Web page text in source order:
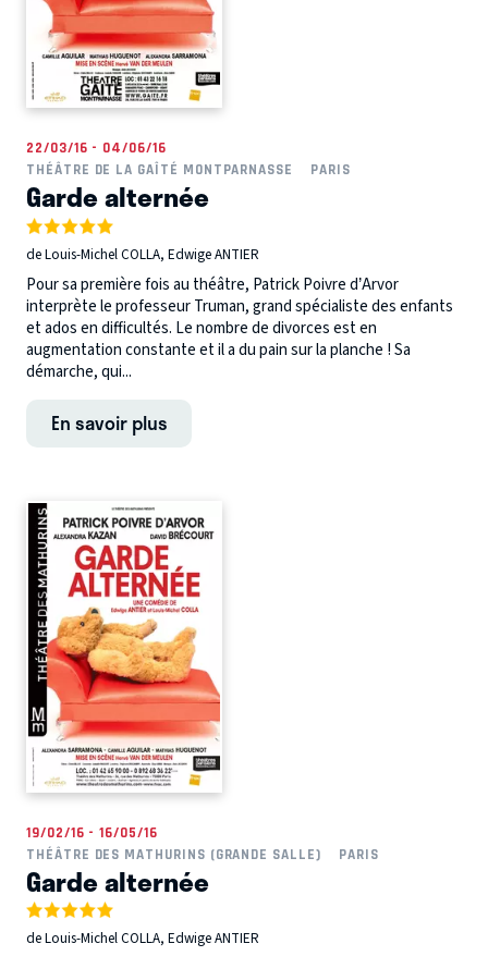
22/03/16 - 04/06/16
THÉÂTRE DE LA GAÎTÉ MONTPARNASSE
PARIS
Garde alternée
de Louis-Michel COLLA, Edwige ANTIER
Pour sa première fois au théâtre, Patrick Poivre d’Arvor
interprète le professeur Truman, grand spécialiste des enfants
et ados en difficultés. Le nombre de divorces est en
augmentation constante et il a du pain sur la planche ! Sa
démarche, qui...
En savoir plus
19/02/16 - 16/05/16
THÉÂTRE DES MATHURINS (GRANDE SALLE)
PARIS
Garde alternée
de Louis-Michel COLLA, Edwige ANTIER